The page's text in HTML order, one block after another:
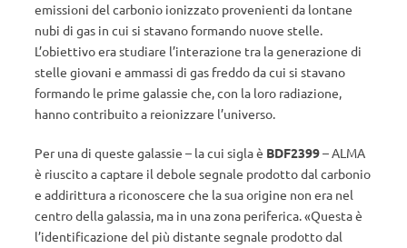
emissioni del carbonio ionizzato provenienti da lontane
nubi di gas in cui si stavano formando nuove stelle.
L’obiettivo era studiare l’interazione tra la generazione di
stelle giovani e ammassi di gas freddo da cui si stavano
formando le prime galassie che, con la loro radiazione,
hanno contribuito a reionizzare l’universo.
Per una di queste galassie – la cui sigla è BDF2399– ALMA
è riuscito a captare il debole segnale prodotto dal carbonio
e addirittura a riconoscere che la sua origine non era nel
centro della galassia, ma in una zona periferica. «Questa è
l’identificazione del più distante segnale prodotto dal